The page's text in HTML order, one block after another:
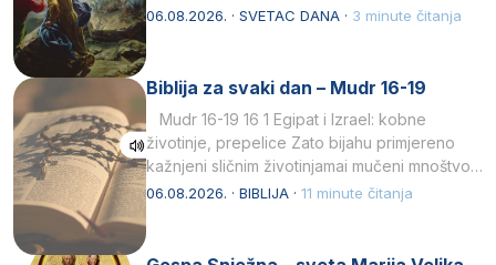
drugoj…
06.08.2026. · SVETAC DANA · 3 minute čitanja
Biblija za svaki dan – Mudr 16-19
Mudr 16-19 16 1 Egipat i Izrael: kobne
životinje, prepelice Zato bijahu primjereno
kažnjeni sličnim životinjamai mučeni mnoštvom
kukaca.2 A narod…
06.08.2026. · BIBLIJA · 11 minute čitanja